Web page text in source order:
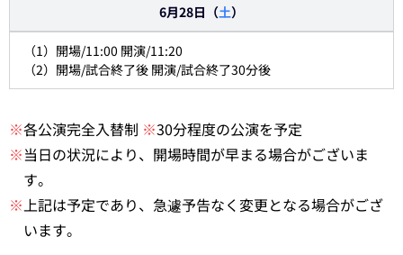
6月28日（土）
（1）開場/11:00 開演/11:20
（2）開場/試合終了後 開演/試合終了30分後
※各公演完全入替制 ※30分程度の公演を予定
※当日の状況により、開場時間が早まる場合がございま
す。
※上記は予定であり、急遽予告なく変更となる場合がござ
います。